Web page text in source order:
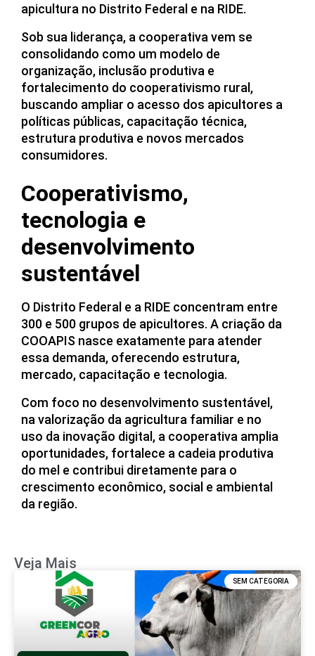
apicultura no Distrito Federal e na RIDE.
Sob sua liderança, a cooperativa vem se
consolidando como um modelo de
organização, inclusão produtiva e
fortalecimento do cooperativismo rural,
buscando ampliar o acesso dos apicultores a
políticas públicas, capacitação técnica,
estrutura produtiva e novos mercados
consumidores.
Cooperativismo,
tecnologia e
desenvolvimento
sustentável
O Distrito Federal e a RIDE concentram entre
300 e 500 grupos de apicultores. A criação da
COOAPIS nasce exatamente para atender
essa demanda, oferecendo estrutura,
mercado, capacitação e tecnologia.
Com foco no desenvolvimento sustentável,
na valorização da agricultura familiar e no
uso da inovação digital, a cooperativa amplia
oportunidades, fortalece a cadeia produtiva
do mel e contribui diretamente para o
crescimento econômico, social e ambiental
da região.
Veja Mais
SEM CATEGORIA